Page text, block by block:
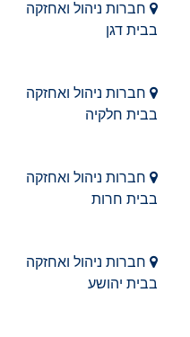
חברות ניהול ואחזקה
בבית דגן
חברות ניהול ואחזקה
בבית חלקיה
חברות ניהול ואחזקה
בבית חרות
חברות ניהול ואחזקה
בבית יהושע